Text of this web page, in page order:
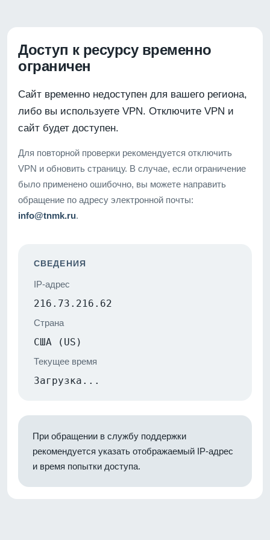
Доступ к ресурсу временно
ограничен
Сайт временно недоступен для вашего региона,
либо вы используете VPN. Отключите VPN и
сайт будет доступен.
Для повторной проверки рекомендуется отключить
VPN и обновить страницу. В случае, если ограничение
было применено ошибочно, вы можете направить
обращение по адресу электронной почты:
info@tnmk.ru.
СВЕДЕНИЯ
IP-адрес
216.73.216.62
Страна
США (US)
Текущее время
Загрузка...
При обращении в службу поддержки
рекомендуется указать отображаемый IP-адрес
и время попытки доступа.